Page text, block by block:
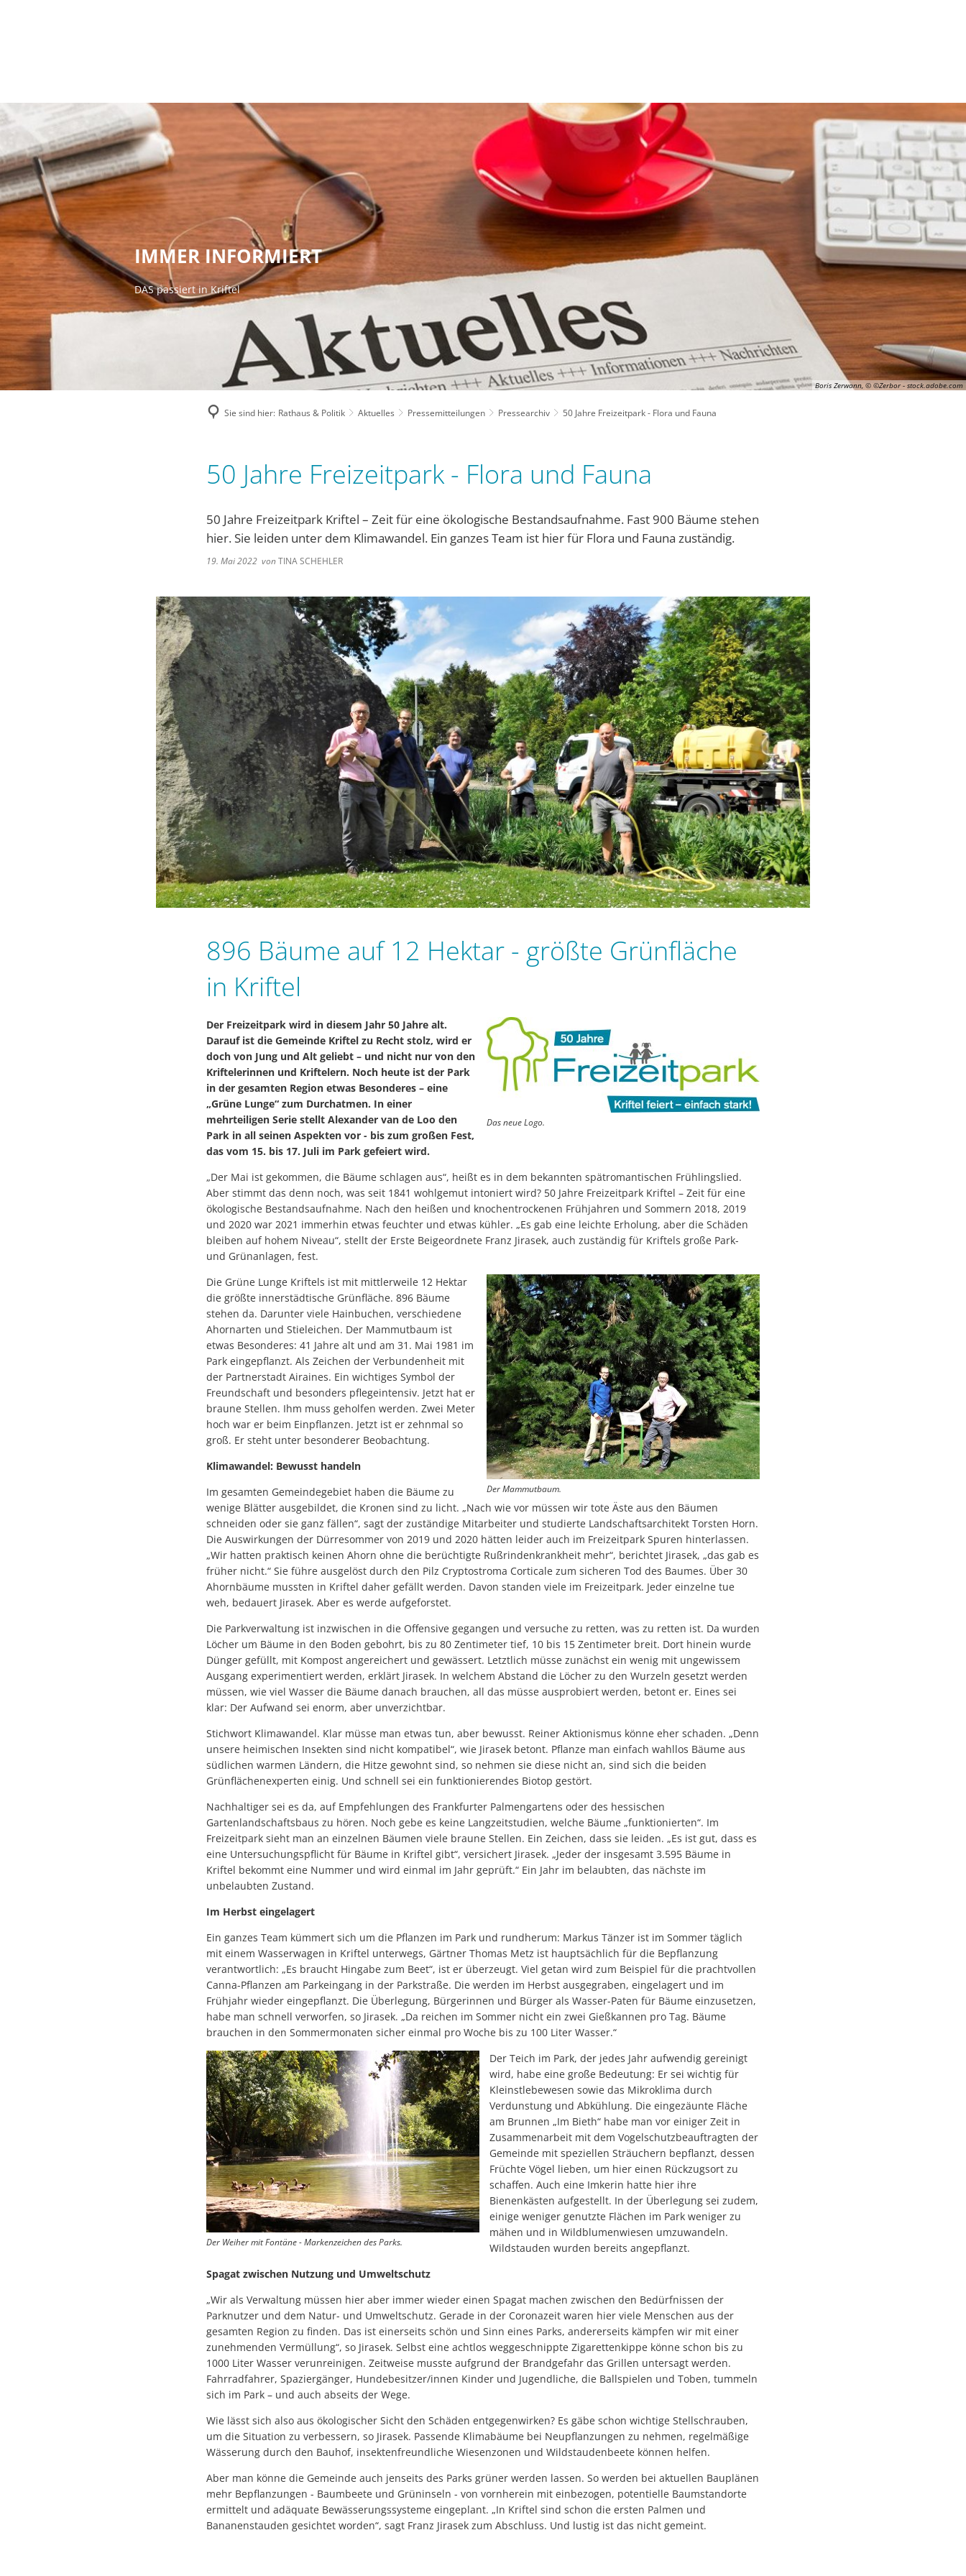
Boris Zerwann, © ©Zerbor - stock.adobe.com
IMMER INFORMIERT
DAS passiert in Kriftel
Sie sind hier: Rathaus & Politik Aktuelles Pressemitteilungen Pressearchiv 50 Jahre Freizeitpark - Flora und Fauna
50 Jahre Freizeitpark - Flora und Fauna
50 Jahre Freizeitpark Kriftel – Zeit für eine ökologische Bestandsaufnahme. Fast 900 Bäume stehen
hier. Sie leiden unter dem Klimawandel. Ein ganzes Team ist hier für Flora und Fauna zuständig.
19. Mai 2022 vonTINA SCHEHLER
896 Bäume auf 12 Hektar - größte Grünfläche
in Kriftel
Das neue Logo.
Der Freizeitpark wird in diesem Jahr 50 Jahre alt.
Darauf ist die Gemeinde Kriftel zu Recht stolz, wird er
doch von Jung und Alt geliebt – und nicht nur von den
Kriftelerinnen und Kriftelern. Noch heute ist der Park
in der gesamten Region etwas Besonderes – eine
„Grüne Lunge“ zum Durchatmen. In einer
mehrteiligen Serie stellt Alexander van de Loo den
Park in all seinen Aspekten vor - bis zum großen Fest,
das vom 15. bis 17. Juli im Park gefeiert wird.
„Der Mai ist gekommen, die Bäume schlagen aus“, heißt es in dem bekannten spätromantischen Frühlingslied.
Aber stimmt das denn noch, was seit 1841 wohlgemut intoniert wird? 50 Jahre Freizeitpark Kriftel – Zeit für eine
ökologische Bestandsaufnahme. Nach den heißen und knochentrockenen Frühjahren und Sommern 2018, 2019
und 2020 war 2021 immerhin etwas feuchter und etwas kühler. „Es gab eine leichte Erholung, aber die Schäden
bleiben auf hohem Niveau“, stellt der Erste Beigeordnete Franz Jirasek, auch zuständig für Kriftels große Park-
und Grünanlagen, fest.
Der Mammutbaum.
Die Grüne Lunge Kriftels ist mit mittlerweile 12 Hektar
die größte innerstädtische Grünfläche. 896 Bäume
stehen da. Darunter viele Hainbuchen, verschiedene
Ahornarten und Stieleichen. Der Mammutbaum ist
etwas Besonderes: 41 Jahre alt und am 31. Mai 1981 im
Park eingepflanzt. Als Zeichen der Verbundenheit mit
der Partnerstadt Airaines. Ein wichtiges Symbol der
Freundschaft und besonders pflegeintensiv. Jetzt hat er
braune Stellen. Ihm muss geholfen werden. Zwei Meter
hoch war er beim Einpflanzen. Jetzt ist er zehnmal so
groß. Er steht unter besonderer Beobachtung.
Klimawandel: Bewusst handeln
Im gesamten Gemeindegebiet haben die Bäume zu
wenige Blätter ausgebildet, die Kronen sind zu licht. „Nach wie vor müssen wir tote Äste aus den Bäumen
schneiden oder sie ganz fällen“, sagt der zuständige Mitarbeiter und studierte Landschaftsarchitekt Torsten Horn.
Die Auswirkungen der Dürresommer von 2019 und 2020 hätten leider auch im Freizeitpark Spuren hinterlassen.
„Wir hatten praktisch keinen Ahorn ohne die berüchtigte Rußrindenkrankheit mehr“, berichtet Jirasek, „das gab es
früher nicht.“ Sie führe ausgelöst durch den Pilz Cryptostroma Corticale zum sicheren Tod des Baumes. Über 30
Ahornbäume mussten in Kriftel daher gefällt werden. Davon standen viele im Freizeitpark. Jeder einzelne tue
weh, bedauert Jirasek. Aber es werde aufgeforstet.
Die Parkverwaltung ist inzwischen in die Offensive gegangen und versuche zu retten, was zu retten ist. Da wurden
Löcher um Bäume in den Boden gebohrt, bis zu 80 Zentimeter tief, 10 bis 15 Zentimeter breit. Dort hinein wurde
Dünger gefüllt, mit Kompost angereichert und gewässert. Letztlich müsse zunächst ein wenig mit ungewissem
Ausgang experimentiert werden, erklärt Jirasek. In welchem Abstand die Löcher zu den Wurzeln gesetzt werden
müssen, wie viel Wasser die Bäume danach brauchen, all das müsse ausprobiert werden, betont er. Eines sei
klar: Der Aufwand sei enorm, aber unverzichtbar.
Stichwort Klimawandel. Klar müsse man etwas tun, aber bewusst. Reiner Aktionismus könne eher schaden. „Denn
unsere heimischen Insekten sind nicht kompatibel“, wie Jirasek betont. Pflanze man einfach wahllos Bäume aus
südlichen warmen Ländern, die Hitze gewohnt sind, so nehmen sie diese nicht an, sind sich die beiden
Grünflächenexperten einig. Und schnell sei ein funktionierendes Biotop gestört.
Nachhaltiger sei es da, auf Empfehlungen des Frankfurter Palmengartens oder des hessischen
Gartenlandschaftsbaus zu hören. Noch gebe es keine Langzeitstudien, welche Bäume „funktionierten“. Im
Freizeitpark sieht man an einzelnen Bäumen viele braune Stellen. Ein Zeichen, dass sie leiden. „Es ist gut, dass es
eine Untersuchungspflicht für Bäume in Kriftel gibt“, versichert Jirasek. „Jeder der insgesamt 3.595 Bäume in
Kriftel bekommt eine Nummer und wird einmal im Jahr geprüft.“ Ein Jahr im belaubten, das nächste im
unbelaubten Zustand.
Im Herbst eingelagert
Ein ganzes Team kümmert sich um die Pflanzen im Park und rundherum: Markus Tänzer ist im Sommer täglich
mit einem Wasserwagen in Kriftel unterwegs, Gärtner Thomas Metz ist hauptsächlich für die Bepflanzung
verantwortlich: „Es braucht Hingabe zum Beet“, ist er überzeugt. Viel getan wird zum Beispiel für die prachtvollen
Canna-Pflanzen am Parkeingang in der Parkstraße. Die werden im Herbst ausgegraben, eingelagert und im
Frühjahr wieder eingepflanzt. Die Überlegung, Bürgerinnen und Bürger als Wasser-Paten für Bäume einzusetzen,
habe man schnell verworfen, so Jirasek. „Da reichen im Sommer nicht ein zwei Gießkannen pro Tag. Bäume
brauchen in den Sommermonaten sicher einmal pro Woche bis zu 100 Liter Wasser.“
Der Weiher mit Fontäne - Markenzeichen des Parks.
Der Teich im Park, der jedes Jahr aufwendig gereinigt
wird, habe eine große Bedeutung: Er sei wichtig für
Kleinstlebewesen sowie das Mikroklima durch
Verdunstung und Abkühlung. Die eingezäunte Fläche
am Brunnen „Im Bieth“ habe man vor einiger Zeit in
Zusammenarbeit mit dem Vogelschutzbeauftragten der
Gemeinde mit speziellen Sträuchern bepflanzt, dessen
Früchte Vögel lieben, um hier einen Rückzugsort zu
schaffen. Auch eine Imkerin hatte hier ihre
Bienenkästen aufgestellt. In der Überlegung sei zudem,
einige weniger genutzte Flächen im Park weniger zu
mähen und in Wildblumenwiesen umzuwandeln.
Wildstauden wurden bereits angepflanzt.
Spagat zwischen Nutzung und Umweltschutz
„Wir als Verwaltung müssen hier aber immer wieder einen Spagat machen zwischen den Bedürfnissen der
Parknutzer und dem Natur- und Umweltschutz. Gerade in der Coronazeit waren hier viele Menschen aus der
gesamten Region zu finden. Das ist einerseits schön und Sinn eines Parks, andererseits kämpfen wir mit einer
zunehmenden Vermüllung“, so Jirasek. Selbst eine achtlos weggeschnippte Zigarettenkippe könne schon bis zu
1000 Liter Wasser verunreinigen. Zeitweise musste aufgrund der Brandgefahr das Grillen untersagt werden.
Fahrradfahrer, Spaziergänger, Hundebesitzer/innen Kinder und Jugendliche, die Ballspielen und Toben, tummeln
sich im Park – und auch abseits der Wege.
Wie lässt sich also aus ökologischer Sicht den Schäden entgegenwirken? Es gäbe schon wichtige Stellschrauben,
um die Situation zu verbessern, so Jirasek. Passende Klimabäume bei Neupflanzungen zu nehmen, regelmäßige
Wässerung durch den Bauhof, insektenfreundliche Wiesenzonen und Wildstaudenbeete können helfen.
Aber man könne die Gemeinde auch jenseits des Parks grüner werden lassen. So werden bei aktuellen Bauplänen
mehr Bepflanzungen - Baumbeete und Grüninseln - von vornherein mit einbezogen, potentielle Baumstandorte
ermittelt und adäquate Bewässerungssysteme eingeplant. „In Kriftel sind schon die ersten Palmen und
Bananenstauden gesichtet worden“, sagt Franz Jirasek zum Abschluss. Und lustig ist das nicht gemeint.